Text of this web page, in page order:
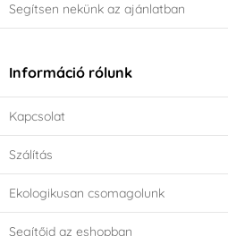
Segítsen nekünk az ajánlatban
Információ rólunk
Kapcsolat
Szálítás
Ekologikusan csomagolunk
Segítőid az eshopban